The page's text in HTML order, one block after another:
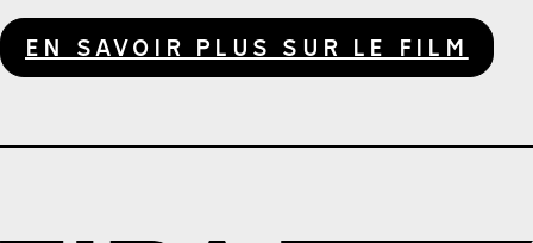
EN SAVOIR PLUS SUR LE FILM